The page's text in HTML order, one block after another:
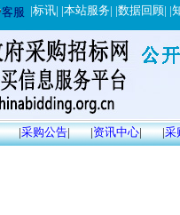
客服 |标讯| |本站服务| |数据回顾| |
|采购公告| |资讯中心| |采